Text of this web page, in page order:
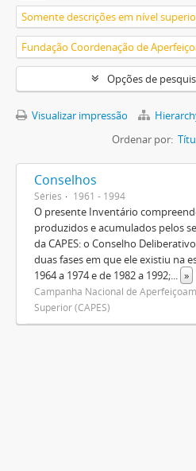
Somente descrições em nível
Opções de
Visualizar impressão
Ordenar por:
Conselhos
Séries 1961 - 1994
O presente Inventário
produzidos e acumulados pelos
da CAPES: o Conselho
duas fases em que ele existiu na
1964 a 1974 e de 1982 a 1992;... »
Campanha Nacional de
Superior (CAPES)